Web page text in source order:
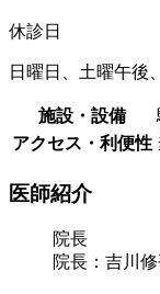
休診日
日曜日、土曜午後
施設・設備
アクセス・利便性
医師紹介
院長
院長：吉川